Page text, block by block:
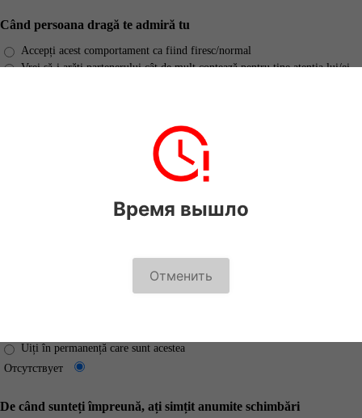
Când persoana dragă te admiră tu
Accepți acest comportament ca fiind firesc/normal
Vrei să-i arăți partenerului cât de mult contează pentru tine atenția lui/ei
Obișnuiești să îți surprinzi partenerul/a cu mici daruri, fără
Te consideri cel mai bun dar al partenerului, nu mai e nevoie de alte
Uiți în permanență care sunt acestea
Отсутствует
De când sunteți împreună, ați simțit anumite schimbări
Время вышло
Отменить